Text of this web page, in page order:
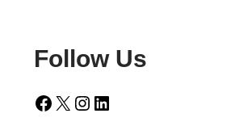
Follow Us
Facebook X Instagram LinkedIn